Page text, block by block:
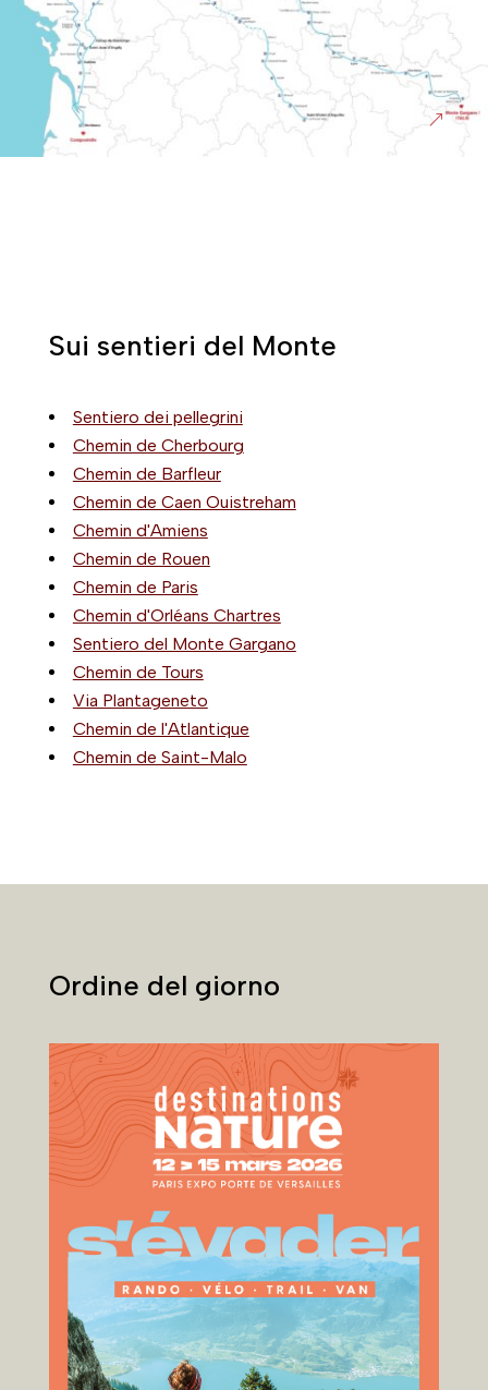
&
Sui sentieri del Monte
Sentiero dei pellegrini
Chemin de Cherbourg
Chemin de Barfleur
Chemin de Caen Ouistreham
Chemin d'Amiens
Chemin de Rouen
Chemin de Paris
Chemin d'Orléans Chartres
Sentiero del Monte Gargano
Chemin de Tours
Via Plantageneto
Chemin de l'Atlantique
Chemin de Saint-Malo
Ordine del giorno